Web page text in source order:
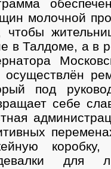
молочной
чтобы
в Талдоме, а в
под
себе
для